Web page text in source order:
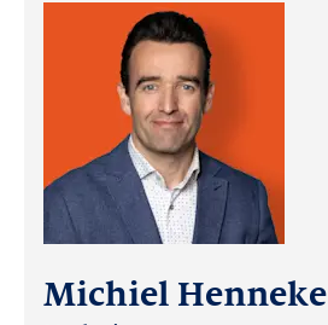
Michiel Henneke